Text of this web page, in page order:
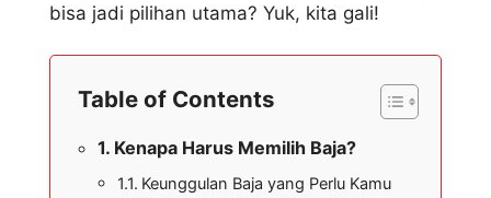
bisa jadi pilihan utama? Yuk, kita gali!
Table of Contents
Kenapa Harus Memilih Baja?
Keunggulan Baja yang Perlu Kamu